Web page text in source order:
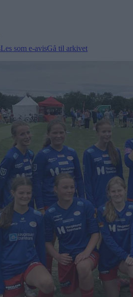
Les som e-avisGå til arkivet